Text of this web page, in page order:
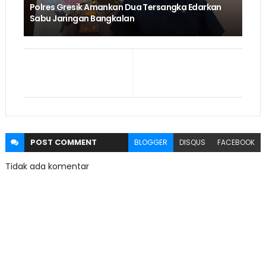
Polres Gresik Amankan Dua Tersangka Edarkan
Sabu Jaringan Bangkalan
POST COMMENT BLOGGER DISQUS FACEBOOK
Tidak ada komentar